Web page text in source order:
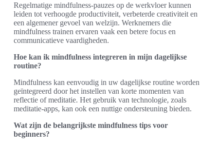
Regelmatige mindfulness-pauzes op de werkvloer kunnen
leiden tot verhoogde productiviteit, verbeterde creativiteit en
een algemener gevoel van welzijn. Werknemers die
mindfulness trainen ervaren vaak een betere focus en
communicatieve vaardigheden.
Hoe kan ik mindfulness integreren in mijn dagelijkse
routine?
Mindfulness kan eenvoudig in uw dagelijkse routine worden
geïntegreerd door het instellen van korte momenten van
reflectie of meditatie. Het gebruik van technologie, zoals
meditatie-apps, kan ook een nuttige ondersteuning bieden.
Wat zijn de belangrijkste mindfulness tips voor
beginners?